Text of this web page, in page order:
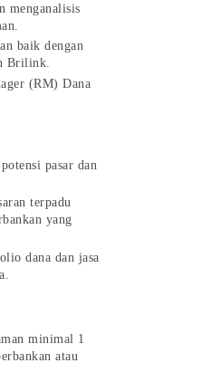
menganalisis
baik dengan
Brilink.
(RM) Dana
pasar dan
terpadu
yang
dana dan jasa
minimal 1
atau